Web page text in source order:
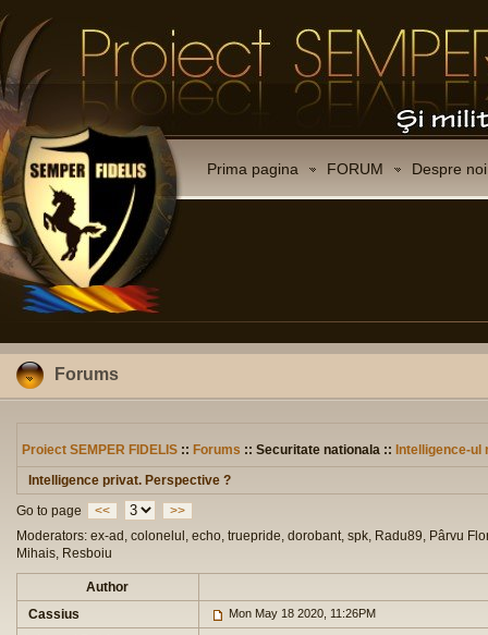
Prima pagina FORUM Despre noi
Forums
Proiect SEMPER FIDELIS :: Forums :: Securitate nationala :: Intelligence-ul
Intelligence privat. Perspective ?
Go to page
<<
>>
Moderators: ex-ad, colonelul, echo, truepride, dorobant, spk, Radu89, Pârvu
Mihais, Resboiu
Author
Cassius
Mon May 18 2020, 11:26PM